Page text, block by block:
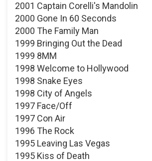
2001 Captain Corelli's Mandolin
2000 Gone In 60 Seconds
2000 The Family Man
1999 Bringing Out the Dead
1999 8MM
1998 Welcome to Hollywood
1998 Snake Eyes
1998 City of Angels
1997 Face/Off
1997 Con Air
1996 The Rock
1995 Leaving Las Vegas
1995 Kiss of Death